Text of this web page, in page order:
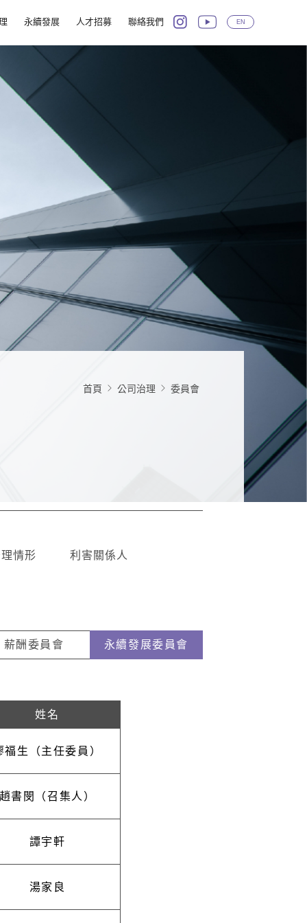
永續發展 人才招募 聯絡我們 EN
首頁 公司治理 委員會
情形 利害關係人
薪酬委員會 永續發展委員會
姓名
福生（主任委員）
趙書閔（召集人）
譚宇軒
湯家良